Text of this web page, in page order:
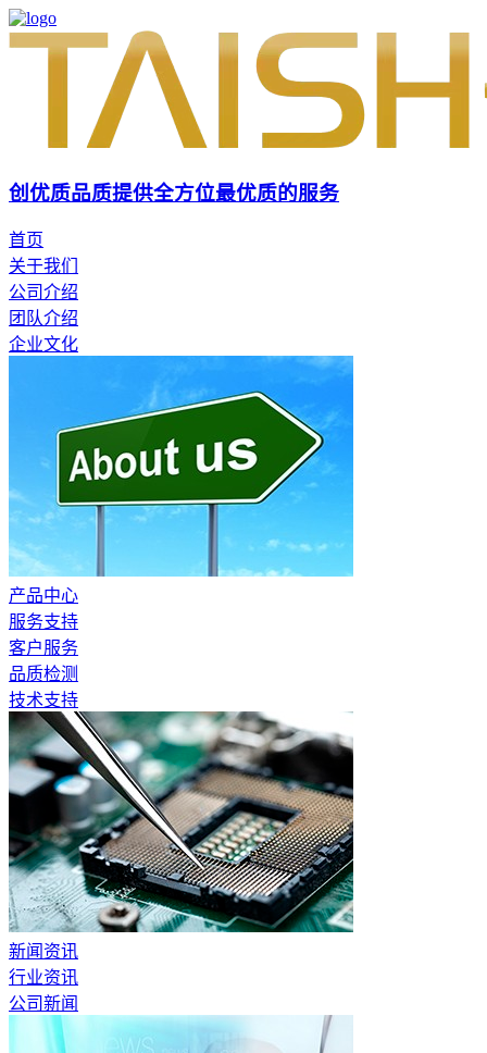
创优质品质提供全方位最优质的服务
首页
关于我们
公司介绍
团队介绍
企业文化
产品中心
服务支持
客户服务
品质检测
技术支持
新闻资讯
行业资讯
公司新闻